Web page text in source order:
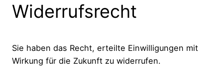
Widerrufsrecht
Sie haben das Recht, erteilte Einwilligungen mit
Wirkung für die Zukunft zu widerrufen.